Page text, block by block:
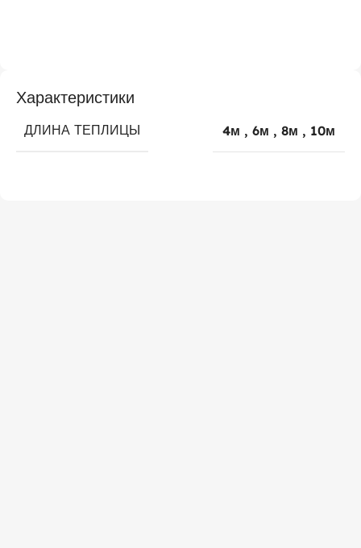
Характеристики
ДЛИНА ТЕПЛИЦЫ 4м , 6м , 8м , 10м